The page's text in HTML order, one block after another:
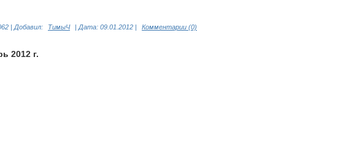
| Добавил: ТимыЧ | Дата: 09.01.2012 | Комментарии (0)
2012 г.